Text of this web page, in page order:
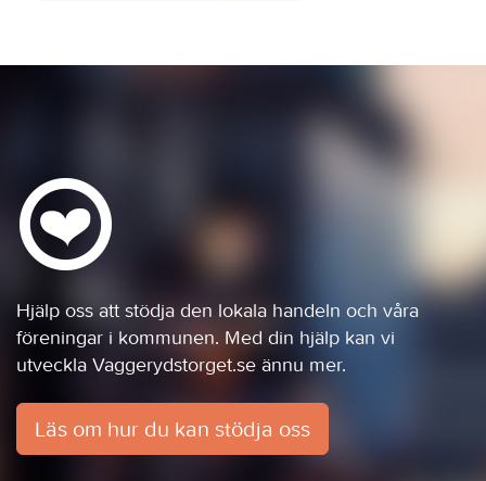
Hjälp oss att stödja den lokala handeln och våra
föreningar i kommunen. Med din hjälp kan vi
utveckla Vaggerydstorget.se ännu mer.
Läs om hur du kan stödja oss